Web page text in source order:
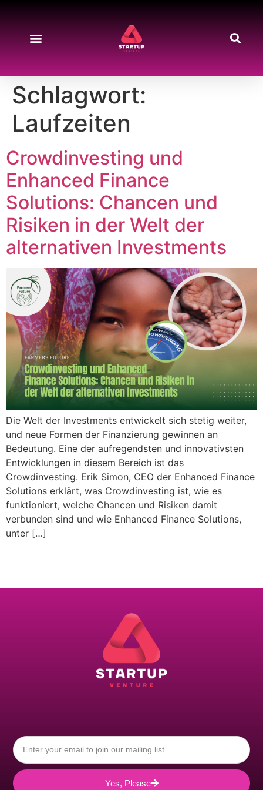
Schlagwort:
Laufzeiten
Crowdinvesting und
Enhanced Finance
Solutions: Chancen und
Risiken in der Welt der
alternativen Investments
Die Welt der Investments entwickelt sich stetig weiter,
und neue Formen der Finanzierung gewinnen an
Bedeutung. Eine der aufregendsten und innovativsten
Entwicklungen in diesem Bereich ist das
Crowdinvesting. Erik Simon, CEO der Enhanced Finance
Solutions erklärt, was Crowdinvesting ist, wie es
funktioniert, welche Chancen und Risiken damit
verbunden sind und wie Enhanced Finance Solutions,
unter […]
Yes, Please